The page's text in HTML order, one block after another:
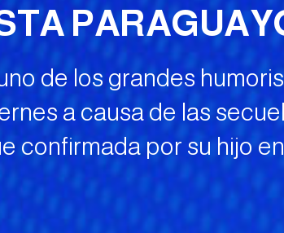
de los grandes
a causa de las
confirmada por su hijo